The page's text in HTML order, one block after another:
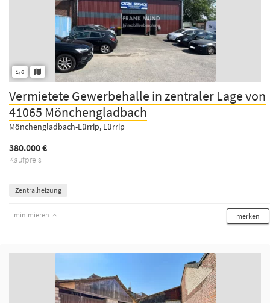
1/6
Vermietete Gewerbehalle in zentraler Lage von
41065 Mönchengladbach
Mönchengladbach-Lürrip, Lürrip
Kaufpreis
380.000 €
Zentralheizung
minimieren merken